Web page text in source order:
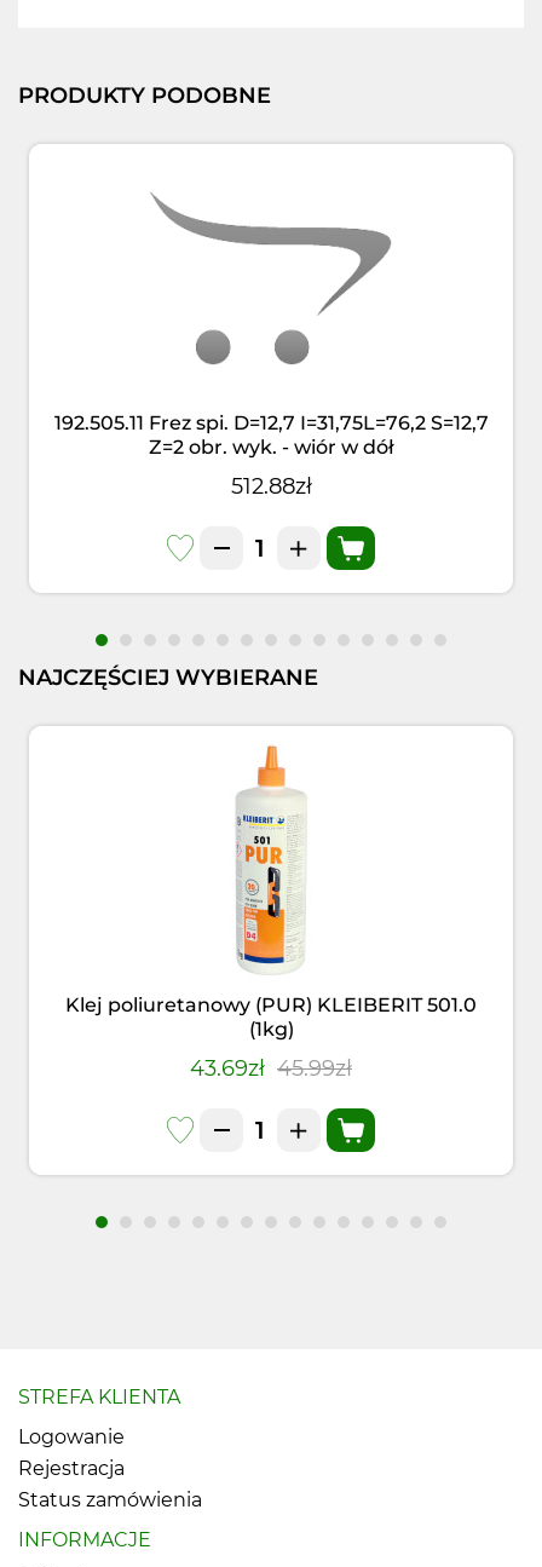
PRODUKTY PODOBNE
192.505.11 Frez spi. D=12,7 I=31,75L=76,2 S=12,7
Z=2 obr. wyk. - wiór w dół
512.88zł
NAJCZĘŚCIEJ WYBIERANE
Klej poliuretanowy (PUR) KLEIBERIT 501.0
(1kg)
43.69zł 45.99zł
STREFA KLIENTA
Logowanie
Rejestracja
Status zamówienia
INFORMACJE